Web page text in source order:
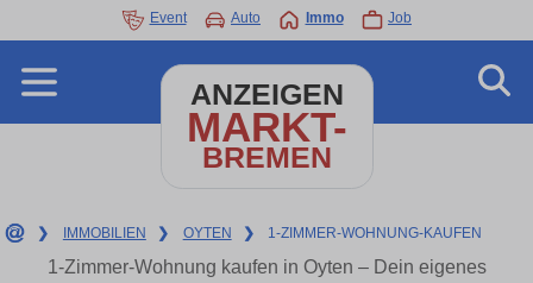
Event Auto Immo Job
ANZEIGEN
MARKT-
BREMEN
❯ IMMOBILIEN ❯ OYTEN ❯ 1-ZIMMER-WOHNUNG-KAUFEN
1-Zimmer-Wohnung kaufen in Oyten – Dein eigenes